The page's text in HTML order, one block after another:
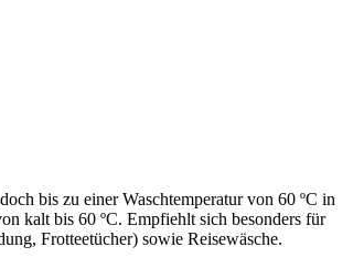
bis zu einer Waschtemperatur von 60 ºC in
kalt bis 60 ºC. Empfiehlt sich besonders für
Frotteetücher) sowie Reisewäsche.